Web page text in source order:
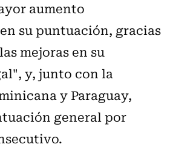
aumento
su puntuación, gracias
mejoras en su
y, junto con la
y Paraguay,
general por